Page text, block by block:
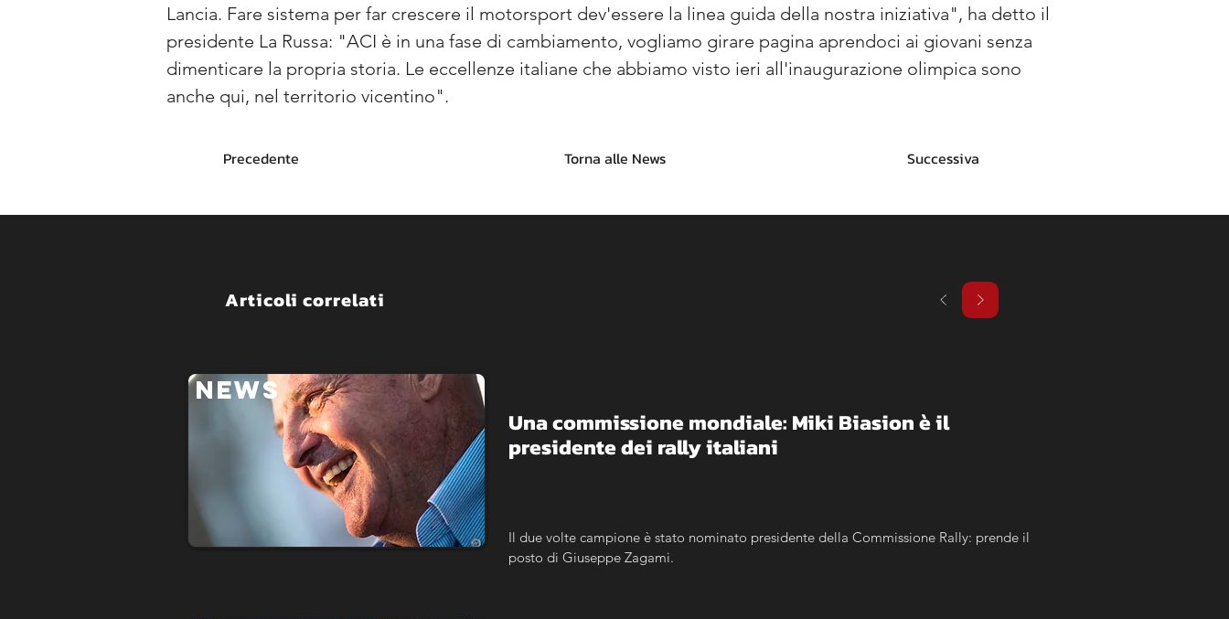
Lancia. Fare sistema per far crescere il motorsport dev'essere la linea guida della nostra iniziativa", ha detto il
presidente La Russa: "ACI è in una fase di cambiamento, vogliamo girare pagina aprendoci ai giovani senza
dimenticare la propria storia. Le eccellenze italiane che abbiamo visto ieri all'inaugurazione olimpica sono
anche qui, nel territorio vicentino".
Precedente Torna alle News Successiva
Articoli correlati
NEWS
Una commissione mondiale: Miki Biasion è il
presidente dei rally italiani
Il due volte campione è stato nominato presidente della Commissione Rally: prende il
posto di Giuseppe Zagami.